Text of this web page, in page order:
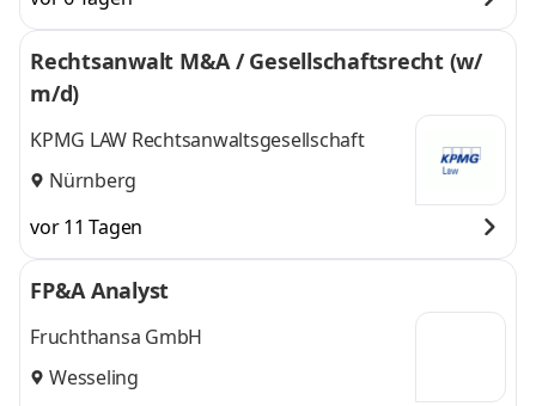
Rechtsanwalt M&A / Gesellschaftsrecht (w/
m/d)
KPMG LAW Rechtsanwaltsgesellschaft
Nürnberg
vor 11 Tagen
FP&A Analyst
Fruchthansa GmbH
Wesseling